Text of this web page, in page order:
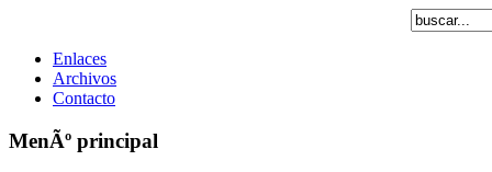
Enlaces
Archivos
Contacto
MenÃº principal